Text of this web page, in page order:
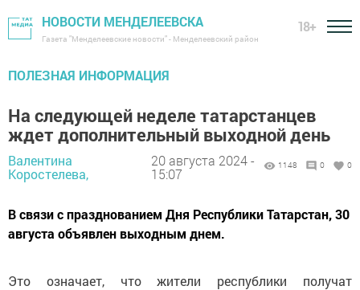
НОВОСТИ МЕНДЕЛЕЕВСКА
Газета "Менделеевские новости" - Менделеевский район
18+
ПОЛЕЗНАЯ ИНФОРМАЦИЯ
На следующей неделе татарстанцев
ждет дополнительный выходной день
Валентина
Коростелева,
20 августа 2024 -
15:07
1148 0 0
В связи с празднованием Дня Республики Татарстан, 30
августа объявлен выходным днем.
Это означает, что жители республики получат